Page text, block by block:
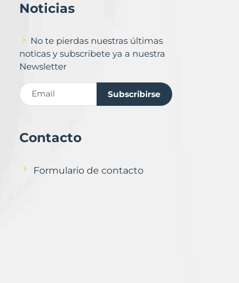
Noticias
No te pierdas nuestras últimas
noticas y subscribete ya a nuestra
Newsletter
Subscribirse
Contacto
Formulario de contacto